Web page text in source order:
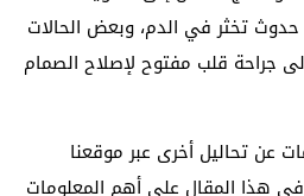
تخثر في الدم، وبعض الحالات
جراحة قلب مفتوح لإصلاح الصمام
عن تحاليل أخرى عبر موقعنا
في هذا المقال على أهم المعلومات